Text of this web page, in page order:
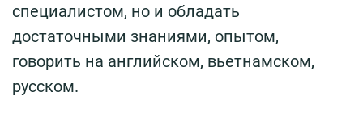
специалистом, но и обладать
достаточными знаниями, опытом,
говорить на английском, вьетнамском,
русском.